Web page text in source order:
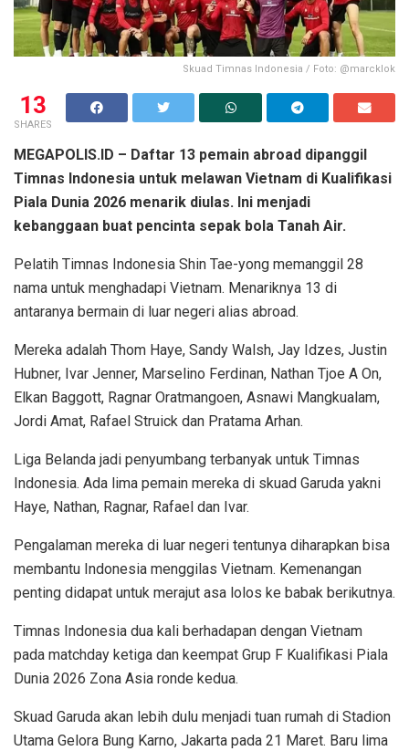
Skuad Timnas Indonesia / Foto: @marcklok
13
SHARES
MEGAPOLIS.ID – Daftar 13 pemain abroad dipanggil
Timnas Indonesia untuk melawan Vietnam di Kualifikasi
Piala Dunia 2026 menarik diulas. Ini menjadi
kebanggaan buat pencinta sepak bola Tanah Air.
Pelatih Timnas Indonesia Shin Tae-yong memanggil 28
nama untuk menghadapi Vietnam. Menariknya 13 di
antaranya bermain di luar negeri alias abroad.
Mereka adalah Thom Haye, Sandy Walsh, Jay Idzes, Justin
Hubner, Ivar Jenner, Marselino Ferdinan, Nathan Tjoe A On,
Elkan Baggott, Ragnar Oratmangoen, Asnawi Mangkualam,
Jordi Amat, Rafael Struick dan Pratama Arhan.
Liga Belanda jadi penyumbang terbanyak untuk Timnas
Indonesia. Ada lima pemain mereka di skuad Garuda yakni
Haye, Nathan, Ragnar, Rafael dan Ivar.
Pengalaman mereka di luar negeri tentunya diharapkan bisa
membantu Indonesia menggilas Vietnam. Kemenangan
penting didapat untuk merajut asa lolos ke babak berikutnya.
Timnas Indonesia dua kali berhadapan dengan Vietnam
pada matchday ketiga dan keempat Grup F Kualifikasi Piala
Dunia 2026 Zona Asia ronde kedua.
Skuad Garuda akan lebih dulu menjadi tuan rumah di Stadion
Utama Gelora Bung Karno, Jakarta pada 21 Maret. Baru lima